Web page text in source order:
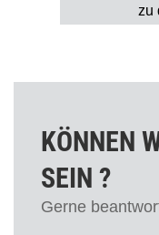
zu
KÖNNEN
SEIN ?
Gerne